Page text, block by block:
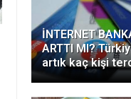
İNTERNET
ARTTI MI?
artık kaç kişi